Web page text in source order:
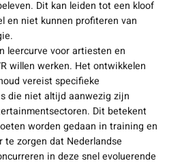
kansen biedt, zijn er ook
voor Nederlandse entertainers.
is de technologische
heeft toegang tot de
internetverbindingen om VR-
Dit kan leiden tot een kloof
niet kunnen profiteren van
leercurve voor artiesten en
willen werken. Het ontwikkelen
vereist specifieke